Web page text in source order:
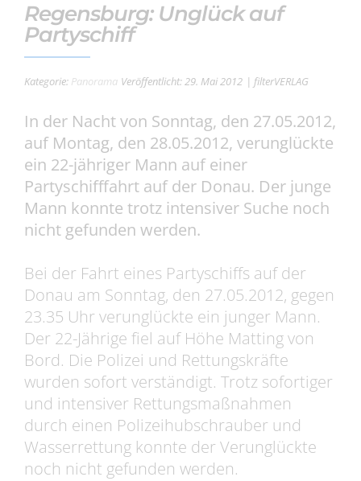
Regensburg: Unglück auf
Partyschiff
Kategorie: Panorama Veröffentlicht: 29. Mai 2012 | filterVERLAG
In der Nacht von Sonntag, den 27.05.2012,
auf Montag, den 28.05.2012, verunglückte
ein 22-jähriger Mann auf einer
Partyschifffahrt auf der Donau. Der junge
Mann konnte trotz intensiver Suche noch
nicht gefunden werden.
Bei der Fahrt eines Partyschiffs auf der
Donau am Sonntag, den 27.05.2012, gegen
23.35 Uhr verunglückte ein junger Mann.
Der 22-Jährige fiel auf Höhe Matting von
Bord. Die Polizei und Rettungskräfte
wurden sofort verständigt. Trotz sofortiger
und intensiver Rettungsmaßnahmen
durch einen Polizeihubschrauber und
Wasserrettung konnte der Verunglückte
noch nicht gefunden werden.